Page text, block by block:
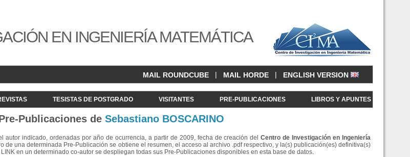
EN INGENIERÍA MATEMÁTICA
MAIL ROUNDCUBE | MAIL HORDE | ENGLISH VERSION
TESISTAS DE POSTGRADO VISITANTES PRE-PUBLICACIONES LIBROS Y APUNTES
Publicaciones de Sebastiano BOSCARINO
autor indicado, ordenadas por año de ocurrencia, a partir de 2009, fecha de creación delCentro de Investigación en Ingeniería
de una determinada Pre-Publicación se obtiene el resumen, el acceso al archivo .pdf respectivo, y la(s) publicación(es) definitiva(s)
en un determinado co-autor se despliegan todas sus Pre-Publicaciones disponibles en esta base de datos.